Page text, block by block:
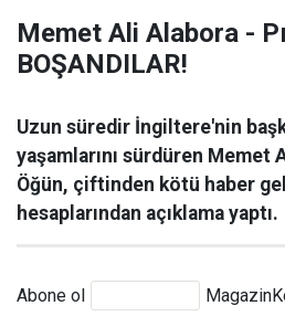
Memet Ali Alabora -
BOŞANDILAR!
Uzun süredir İngiltere'nin
yaşamlarını sürdüren Memet
Öğün, çiftinden kötü haber
hesaplarından açıklama yaptı.
Abone ol